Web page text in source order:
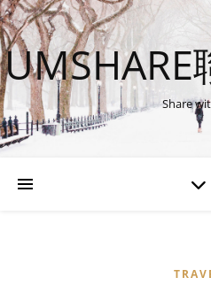
Share